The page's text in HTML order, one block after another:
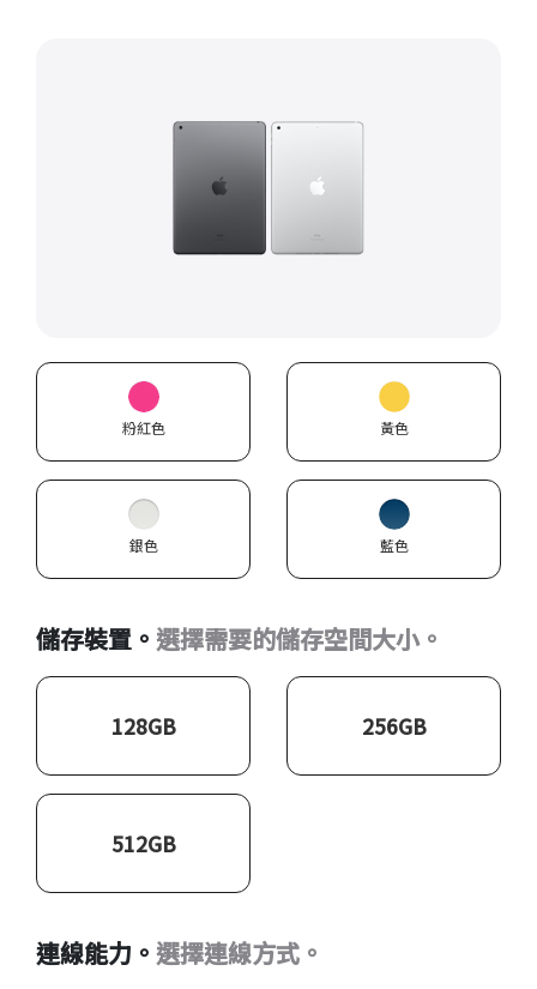
粉紅色 黃色
銀色 藍色
儲存裝置。 選擇需要的儲存空間大小。
128GB 256GB
512GB
連線能力。 選擇連線方式。